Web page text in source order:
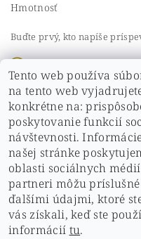
Hmotnosť
Buďte prvý, kto napíše
Pridať komentár
Buďte prvý, kto napíše
Pridať hodnotenie
ochrana osobných
Tento web používa
na tento web
konkrétne na:
poskytovanie funkcií
návštevnosti.
našej stránke
oblasti sociálnych
partneri môžu
ďalšími údajmi, ktoré
vás získali, keď ste
informácií tu.